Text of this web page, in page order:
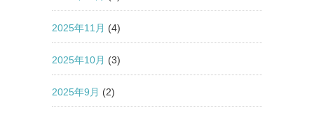
2025年11月 (4)
2025年10月 (3)
2025年9月 (2)